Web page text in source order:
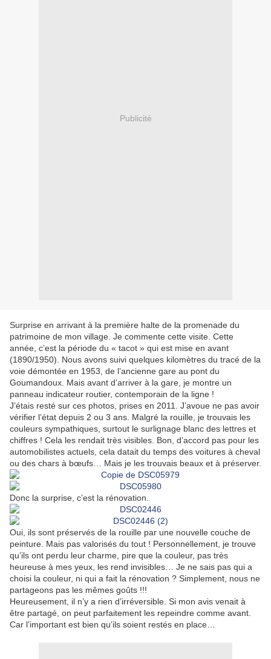
Publicité
Surprise en arrivant à la première halte de la promenade du
patrimoine de mon village. Je commente cette visite. Cette
année, c’est la période du « tacot » qui est mise en avant
(1890/1950). Nous avons suivi quelques kilomètres du tracé de la
voie démontée en 1953, de l’ancienne gare au pont du
Goumandoux. Mais avant d’arriver à la gare, je montre un
panneau indicateur routier, contemporain de la ligne !
J’étais resté sur ces photos, prises en 2011. J’avoue ne pas avoir
vérifier l’état depuis 2 ou 3 ans. Malgré la rouille, je trouvais les
couleurs sympathiques, surtout le surlignage blanc des lettres et
chiffres ! Cela les rendait très visibles. Bon, d’accord pas pour les
automobilistes actuels, cela datait du temps des voitures à cheval
ou des chars à bœufs… Mais je les trouvais beaux et à préserver.
Donc la surprise, c’est la rénovation.
Oui, ils sont préservés de la rouille par une nouvelle couche de
peinture. Mais pas valorisés du tout ! Personnellement, je trouve
qu’ils ont perdu leur charme, pire que la couleur, pas très
heureuse à mes yeux, les rend invisibles… Je ne sais pas qui a
choisi la couleur, ni qui a fait la rénovation ? Simplement, nous ne
partageons pas les mêmes goûts !!!
Heureusement, il n’y a rien d’irréversible. Si mon avis venait à
être partagé, on peut parfaitement les repeindre comme avant.
Car l’important est bien qu’ils soient restés en place…